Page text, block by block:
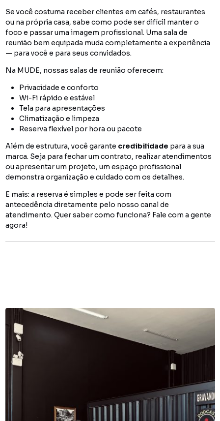
Se você costuma receber clientes em cafés, restaurantes
ou na própria casa, sabe como pode ser difícil manter o
foco e passar uma imagem profissional. Uma sala de
reunião bem equipada muda completamente a experiência
— para você e para seus convidados.
Na MUDE, nossas salas de reunião oferecem:
Privacidade e conforto
Wi-Fi rápido e estável
Tela para apresentações
Climatização e limpeza
Reserva flexível por hora ou pacote
Além de estrutura, você garante credibilidade para a sua
marca. Seja para fechar um contrato, realizar atendimentos
ou apresentar um projeto, um espaço profissional
demonstra organização e cuidado com os detalhes.
E mais: a reserva é simples e pode ser feita com
antecedência diretamente pelo nosso canal de
atendimento. Quer saber como funciona? Fale com a gente
agora!